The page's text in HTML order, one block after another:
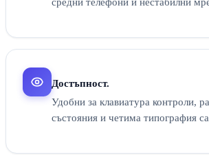
Достъпност.
Удобни за клавиатура контроли,
състояния и четима типография